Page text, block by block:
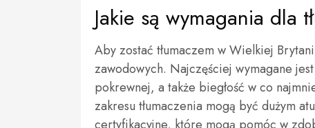
Jakie są wymagania dla
Aby zostać tłumaczem w Wielkiej
zawodowych. Najczęściej wymagane
pokrewnej, a także biegłość w co
zakresu tłumaczenia mogą być dużym